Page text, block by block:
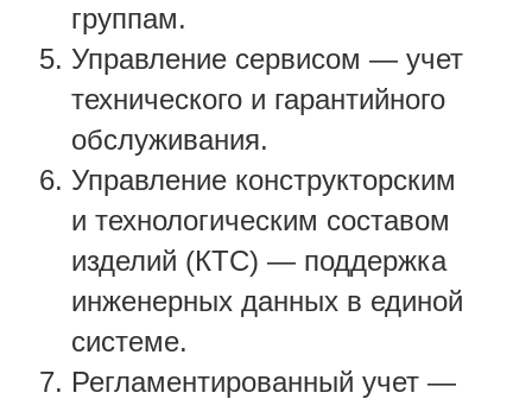
группам.
Управление сервисом — учет
технического и гарантийного
обслуживания.
Управление конструкторским
и технологическим составом
изделий (КТС) — поддержка
инженерных данных в единой
системе.
Регламентированный учет —